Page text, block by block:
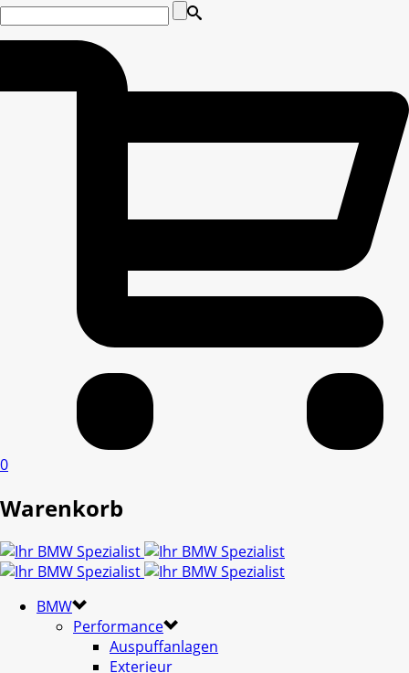
0
Warenkorb
BMW
Performance
Auspuffanlagen
Exterieur